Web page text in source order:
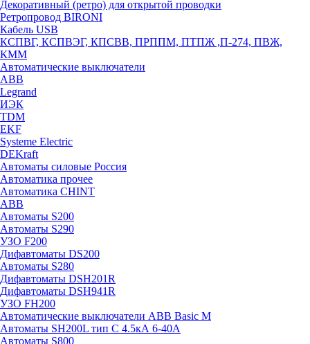
Декоративный (ретро) для открытой проводки
Ретропровод BIRONI
Кабель USB
КСПВГ, КСПВЭГ, КПСВВ, ПРППМ, ПТПЖ ,П-274, ПВЖ,
КММ
Автоматические выключатели
ABB
Legrand
ИЭК
TDM
EKF
Systeme Electric
DEKraft
Автоматы силовые Россия
Автоматика прочее
Автоматика CHINT
ABB
Автоматы S200
Автоматы S290
УЗО F200
Дифавтоматы DS200
Автоматы S280
Дифавтоматы DSH201R
Дифавтоматы DSH941R
УЗО FH200
Автоматические выключатели ABB Basic M
Автоматы SH200L тип С 4.5кА 6-40А
Автоматы S800